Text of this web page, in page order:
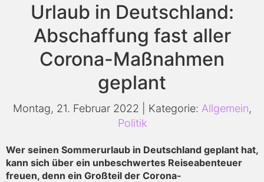
Urlaub in Deutschland:
Abschaffung fast aller
Corona-Maßnahmen
geplant
Montag, 21. Februar 2022 | Kategorie: Allgemein,
Politik
Wer seinen Sommerurlaub in Deutschland geplant hat,
kann sich über ein unbeschwertes Reiseabenteuer
freuen, denn ein Großteil der Corona-